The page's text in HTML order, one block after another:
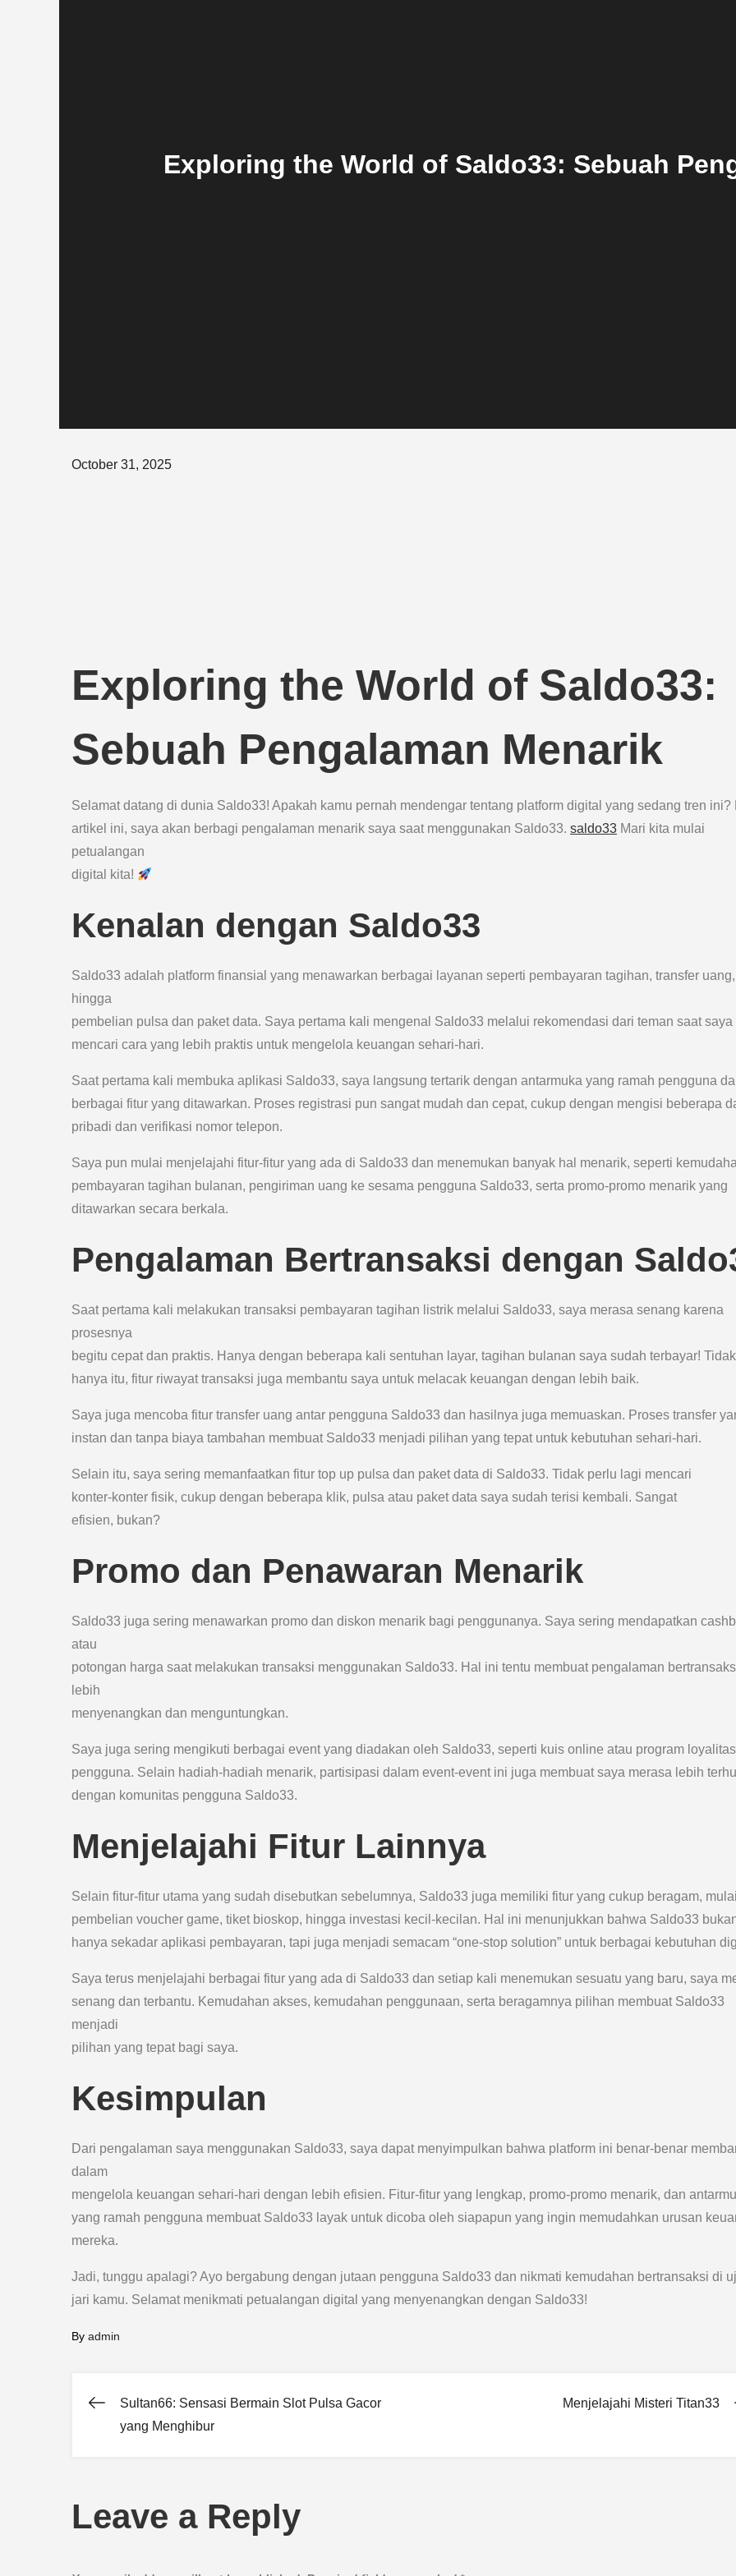
Exploring the World of Saldo33: Sebuah
Posted
October 31, 2025
Exploring the World of Saldo33:
Sebuah Pengalaman Menarik
Selamat datang di dunia Saldo33! Apakah kamu pernah mendengar tentang platform digital yang sedang tren ini?
artikel ini, saya akan berbagi pengalaman menarik saya saat menggunakan Saldo33. saldo33 Mari kita mulai
petualangan
digital kita!
Kenalan dengan Saldo33
Saldo33 adalah platform finansial yang menawarkan berbagai layanan seperti pembayaran tagihan, transfer uang,
hingga
pembelian pulsa dan paket data. Saya pertama kali mengenal Saldo33 melalui rekomendasi dari teman saat saya
mencari cara yang lebih praktis untuk mengelola keuangan sehari-hari.
Saat pertama kali membuka aplikasi Saldo33, saya langsung tertarik dengan antarmuka yang ramah pengguna
berbagai fitur yang ditawarkan. Proses registrasi pun sangat mudah dan cepat, cukup dengan mengisi beberapa
pribadi dan verifikasi nomor telepon.
Saya pun mulai menjelajahi fitur-fitur yang ada di Saldo33 dan menemukan banyak hal menarik, seperti
pembayaran tagihan bulanan, pengiriman uang ke sesama pengguna Saldo33, serta promo-promo menarik yang
ditawarkan secara berkala.
Pengalaman Bertransaksi dengan
Saat pertama kali melakukan transaksi pembayaran tagihan listrik melalui Saldo33, saya merasa senang karena
prosesnya
begitu cepat dan praktis. Hanya dengan beberapa kali sentuhan layar, tagihan bulanan saya sudah terbayar! Tidak
hanya itu, fitur riwayat transaksi juga membantu saya untuk melacak keuangan dengan lebih baik.
Saya juga mencoba fitur transfer uang antar pengguna Saldo33 dan hasilnya juga memuaskan. Proses transfer
instan dan tanpa biaya tambahan membuat Saldo33 menjadi pilihan yang tepat untuk kebutuhan sehari-hari.
Selain itu, saya sering memanfaatkan fitur top up pulsa dan paket data di Saldo33. Tidak perlu lagi mencari
konter-konter fisik, cukup dengan beberapa klik, pulsa atau paket data saya sudah terisi kembali. Sangat
efisien, bukan?
Promo dan Penawaran Menarik
Saldo33 juga sering menawarkan promo dan diskon menarik bagi penggunanya. Saya sering mendapatkan
atau
potongan harga saat melakukan transaksi menggunakan Saldo33. Hal ini tentu membuat pengalaman
lebih
menyenangkan dan menguntungkan.
Saya juga sering mengikuti berbagai event yang diadakan oleh Saldo33, seperti kuis online atau program loyalitas
pengguna. Selain hadiah-hadiah menarik, partisipasi dalam event-event ini juga membuat saya merasa lebih
dengan komunitas pengguna Saldo33.
Menjelajahi Fitur Lainnya
Selain fitur-fitur utama yang sudah disebutkan sebelumnya, Saldo33 juga memiliki fitur yang cukup beragam,
pembelian voucher game, tiket bioskop, hingga investasi kecil-kecilan. Hal ini menunjukkan bahwa Saldo33
hanya sekadar aplikasi pembayaran, tapi juga menjadi semacam “one-stop solution” untuk berbagai kebutuhan
Saya terus menjelajahi berbagai fitur yang ada di Saldo33 dan setiap kali menemukan sesuatu yang baru, saya
senang dan terbantu. Kemudahan akses, kemudahan penggunaan, serta beragamnya pilihan membuat Saldo33
menjadi
pilihan yang tepat bagi saya.
Kesimpulan
Dari pengalaman saya menggunakan Saldo33, saya dapat menyimpulkan bahwa platform ini benar-benar
dalam
mengelola keuangan sehari-hari dengan lebih efisien. Fitur-fitur yang lengkap, promo-promo menarik, dan
yang ramah pengguna membuat Saldo33 layak untuk dicoba oleh siapapun yang ingin memudahkan urusan
mereka.
Jadi, tunggu apalagi? Ayo bergabung dengan jutaan pengguna Saldo33 dan nikmati kemudahan bertransaksi di
jari kamu. Selamat menikmati petualangan digital yang menyenangkan dengan Saldo33!
By admin
Post
Sultan66: Sensasi Bermain Slot Pulsa Gacor
yang Menghibur
Menjelajahi Misteri Titan33
Leave a Reply